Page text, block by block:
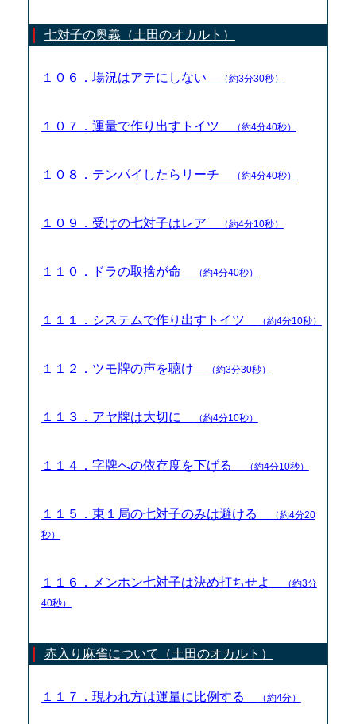
七対子の奥義（土田のオカルト）
１０６．場況はアテにしない （約3分30秒）
１０７．運量で作り出すトイツ （約4分40秒）
１０８．テンパイしたらリーチ （約4分40秒）
１０９．受けの七対子はレア （約4分10秒）
１１０．ドラの取捨が命 （約4分40秒）
１１１．システムで作り出すトイツ （約4分10秒）
１１２．ツモ牌の声を聴け （約3分30秒）
１１３．アヤ牌は大切に （約4分10秒）
１１４．字牌への依存度を下げる （約4分10秒）
１１５．東１局の七対子のみは避ける
（約4分20
秒）
１１６．メンホン七対子は決め打ちせよ
（約3分
40秒）
赤入り麻雀について（土田のオカルト）
１１７．現われ方は運量に比例する （約4分）